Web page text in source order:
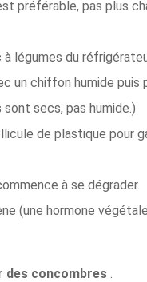
préférable, pas plus
légumes du
un chiffon humide
secs, pas humide.)
de plastique pour
à se dégrader.
(une hormone
des concombres